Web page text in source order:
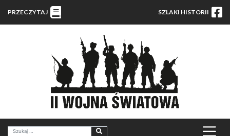
PRZECZYTAJ SZLAKI HISTORII